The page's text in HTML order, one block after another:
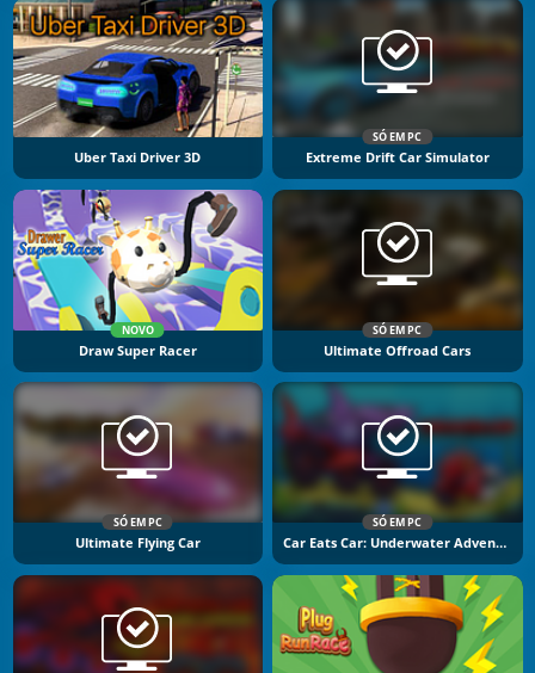
Uber Taxi Driver 3D
SÓ EM PC
Extreme Drift Car Simulator
NOVO
Draw Super Racer
SÓ EM PC
Ultimate Offroad Cars
SÓ EM PC
Ultimate Flying Car
SÓ EM PC
Car Eats Car: Underwater Adventure